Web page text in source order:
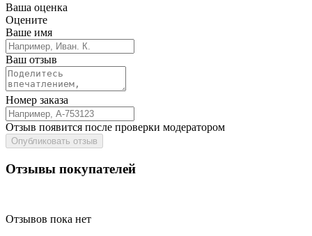
Ваша оценка
Оцените
Ваше имя
Ваш отзыв
Номер заказа
Отзыв появится после проверки модератором
Опубликовать отзыв
Отзывы покупателей
Отзывов пока нет